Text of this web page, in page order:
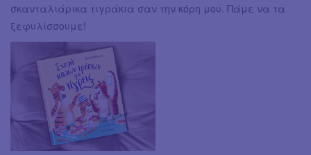
σκανταλιάρικα τιγράκια σαν την κόρη μου. Πάμε να τα
ξεφυλίσσουμε!